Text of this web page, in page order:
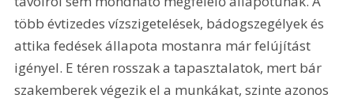
több évtizedes vízszigetelések, bádogszegélyek és
attika fedések állapota mostanra már felújítást
igényel. E téren rosszak a tapasztalatok, mert bár
szakemberek végezik el a munkákat, szinte azonos